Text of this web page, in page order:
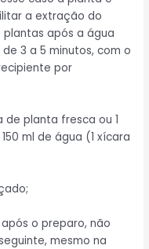
a extração do
após a água
3 a 5 minutos, com o
por
de planta fresca ou 1
ml de água (1 xícara
o preparo, não
mesmo na